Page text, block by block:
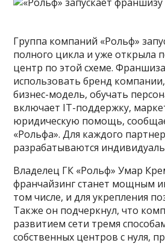
Группа компаний «Рольф»
полного цикла и уже открыла
центр по этой схеме.
использовать бренд
бизнес-модель, обучать
включает IT-поддержку,
юридическую помощь,
«Рольфа». Для каждого
разрабатываются
Владелец ГК «Рольф» Умар
франчайзинг станет мощным
том числе, и для укрепления
Также он подчеркнул, что
развитием сети тремя
собственных центров с нуля,